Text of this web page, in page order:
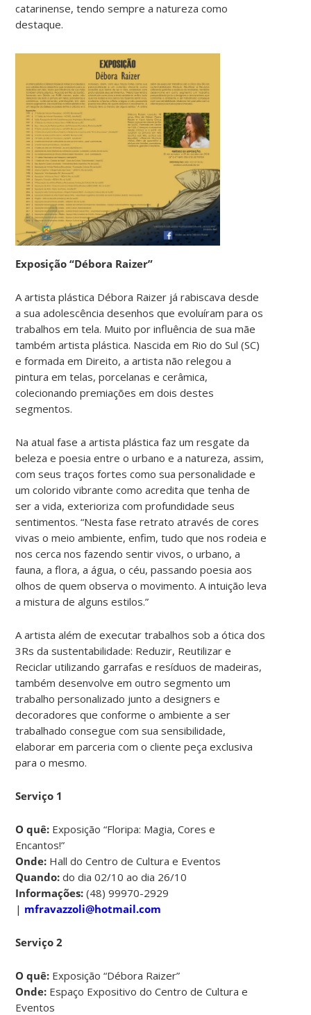
catarinense, tendo sempre a natureza como
destaque.
Exposição “Débora Raizer”
A artista plástica Débora Raizer já rabiscava desde
a sua adolescência desenhos que evoluíram para os
trabalhos em tela. Muito por influência de sua mãe
também artista plástica. Nascida em Rio do Sul (SC)
e formada em Direito, a artista não relegou a
pintura em telas, porcelanas e cerâmica,
colecionando premiações em dois destes
segmentos.
Na atual fase a artista plástica faz um resgate da
beleza e poesia entre o urbano e a natureza, assim,
com seus traços fortes como sua personalidade e
um colorido vibrante como acredita que tenha de
ser a vida, exterioriza com profundidade seus
sentimentos. “Nesta fase retrato através de cores
vivas o meio ambiente, enfim, tudo que nos rodeia e
nos cerca nos fazendo sentir vivos, o urbano, a
fauna, a flora, a água, o céu, passando poesia aos
olhos de quem observa o movimento. A intuição leva
a mistura de alguns estilos.”
A artista além de executar trabalhos sob a ótica dos
3Rs da sustentabilidade: Reduzir, Reutilizar e
Reciclar utilizando garrafas e resíduos de madeiras,
também desenvolve em outro segmento um
trabalho personalizado junto a designers e
decoradores que conforme o ambiente a ser
trabalhado consegue com sua sensibilidade,
elaborar em parceria com o cliente peça exclusiva
para o mesmo.
Serviço 1
O quê: Exposição “Floripa: Magia, Cores e
Encantos!”
Onde: Hall do Centro de Cultura e Eventos
Quando: do dia 02/10 ao dia 26/10
Informações: (48) 99970-2929
| mfravazzoli@hotmail.com
Serviço 2
O quê: Exposição “Débora Raizer”
Onde: Espaço Expositivo do Centro de Cultura e
Eventos